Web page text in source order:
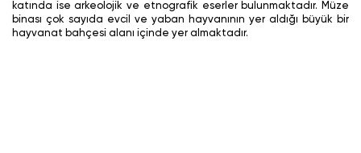
katında ise arkeolojik ve etnografik eserler bulunmaktadır. Müze
binası çok sayıda evcil ve yaban hayvanının yer aldığı büyük bir
hayvanat bahçesi alanı içinde yer almaktadır.